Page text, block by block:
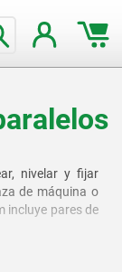
nivelar y fijar
de máquina o
incluye pares de
dispositivos de